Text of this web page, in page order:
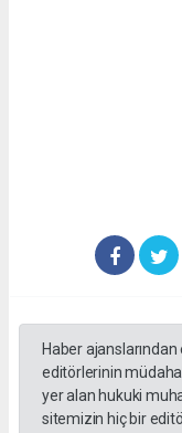
Haber
editörlerinin
yer alan hukuki
sitemizin hiç bir